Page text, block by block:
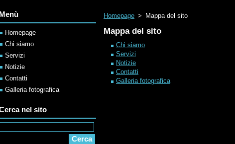
Homepage > Mappa del sito
Mappa del sito
Chi siamo
Servizi
Notizie
Contatti
Galleria fotografica
Menù
Homepage
Chi siamo
Servizi
Notizie
Contatti
Galleria fotografica
nel sito